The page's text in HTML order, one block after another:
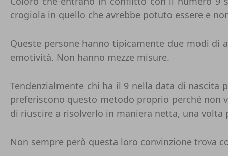
crogiola in quello che avrebbe potuto essere e
Queste persone hanno tipicamente due modi
emotività. Non hanno mezze misure.
Tendenzialmente chi ha il 9 nella data di
preferiscono questo metodo proprio perché non
di riuscire a risolverlo in maniera netta, una volta
Non sempre però questa loro convinzione trova